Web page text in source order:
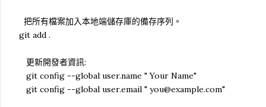
把所有檔案加入本地端儲存庫的備存序列。
git add .
更新開發者資訊:
git config --global user.name " Your Name"
git config --global user.email " you@example.com"